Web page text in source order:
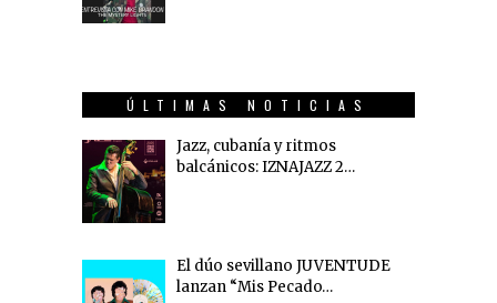
ÚLTIMAS NOTICIAS
Jazz, cubanía y ritmos
balcánicos: IZNAJAZZ 2…
El dúo sevillano JUVENTUDE
lanzan “Mis Pecado…